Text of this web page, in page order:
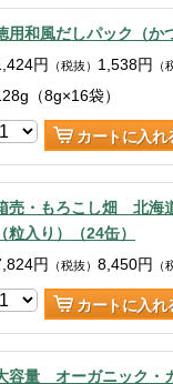
用和風だしパック（か
円 （税抜） 1,538円 （
（8g×16袋）
カートに入れ
売・もろこし畑 北海
（粒入り）（24缶）
円 （税抜） 8,450円 （
カートに入れ
容量 オーガニック・